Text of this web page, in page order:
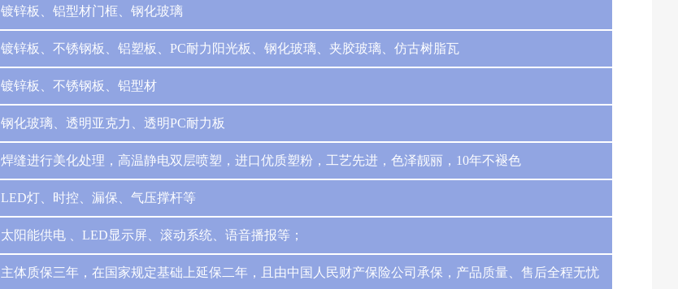
镀锌板、铝型材门框、钢化玻璃
镀锌板、不锈钢板、铝塑板、PC耐力阳光板、钢化玻璃、夹胶玻璃、仿古树脂瓦
镀锌板、不锈钢板、铝型材
钢化玻璃、透明亚克力、透明PC耐力板
焊缝进行美化处理，高温静电双层喷塑，进口优质塑粉，工艺先进，色泽靓丽，10年不褪色
LED灯、时控、漏保、气压撑杆等
太阳能供电 、LED显示屏、滚动系统、语音播报等；
主体质保三年，在国家规定基础上延保二年，且由中国人民财产保险公司承保，产品质量、售后全程无忧